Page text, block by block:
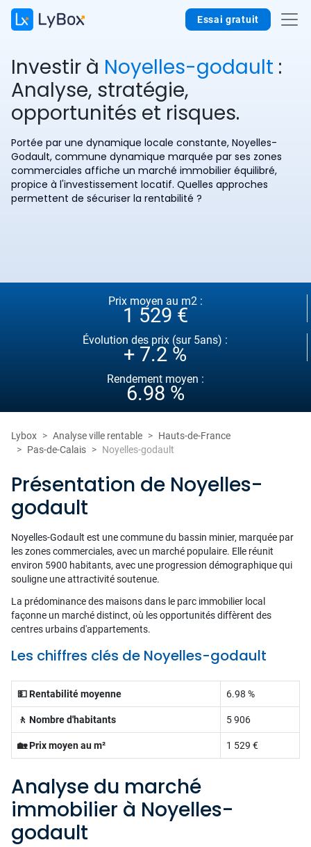
Essai gratuit
Investir à Noyelles-godault :
Analyse, stratégie,
opportunités et risques.
Portée par une dynamique locale constante, Noyelles-
Godault, commune dynamique marquée par ses zones
commerciales affiche un marché immobilier équilibré,
propice à l'investissement locatif. Quelles approches
permettent de sécuriser la rentabilité ?
Prix moyen au m2 :
1 529 €
Évolution des prix (sur 5ans) :
+ 7.2 %
Rendement moyen :
6.98 %
Lybox Analyse ville rentable
Hauts-de-France
Pas-de-Calais
Noyelles-godault
Présentation de Noyelles-
godault
Noyelles-Godault est une commune du bassin minier, marquée par
les zones commerciales, avec un marché populaire. Elle réunit
environ 5900 habitants, avec une progression démographique qui
souligne une attractivité soutenue.
La prédominance des maisons dans le parc immobilier local
façonne un marché distinct, où les opportunités diffèrent des
centres urbains d'appartements.
Les chiffres clés de Noyelles-godault
💵 Rentabilité moyenne 6.98 %
🚶 Nombre d'habitants 5 906
🏡 Prix moyen au m² 1 529 €
Analyse du marché
immobilier à Noyelles-
godault